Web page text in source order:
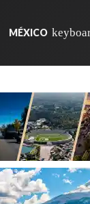
MÉXICO